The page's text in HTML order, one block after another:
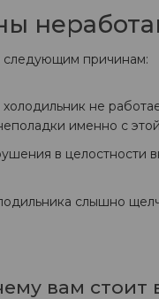
следующим причинам:
не
именно с
в целостности
слышно
вам стоит